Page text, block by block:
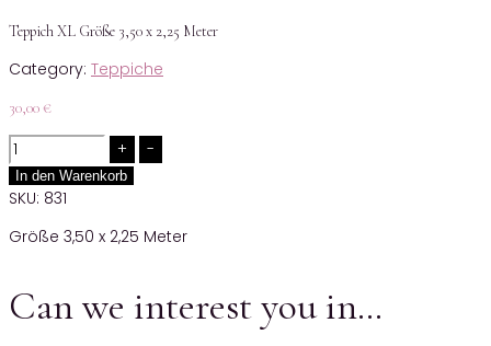
Teppich XL Größe 3,50 x 2,25 Meter
Category: Teppiche
30,00 €
Quantity
In den Warenkorb
SKU: 831
Größe 3,50 x 2,25 Meter
Can we interest you in…